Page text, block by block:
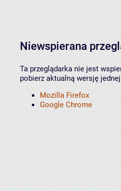
Niewspierana
Ta przeglądarka nie jest
pobierz aktualną wersję
Mozilla Firefox
Google Chrome